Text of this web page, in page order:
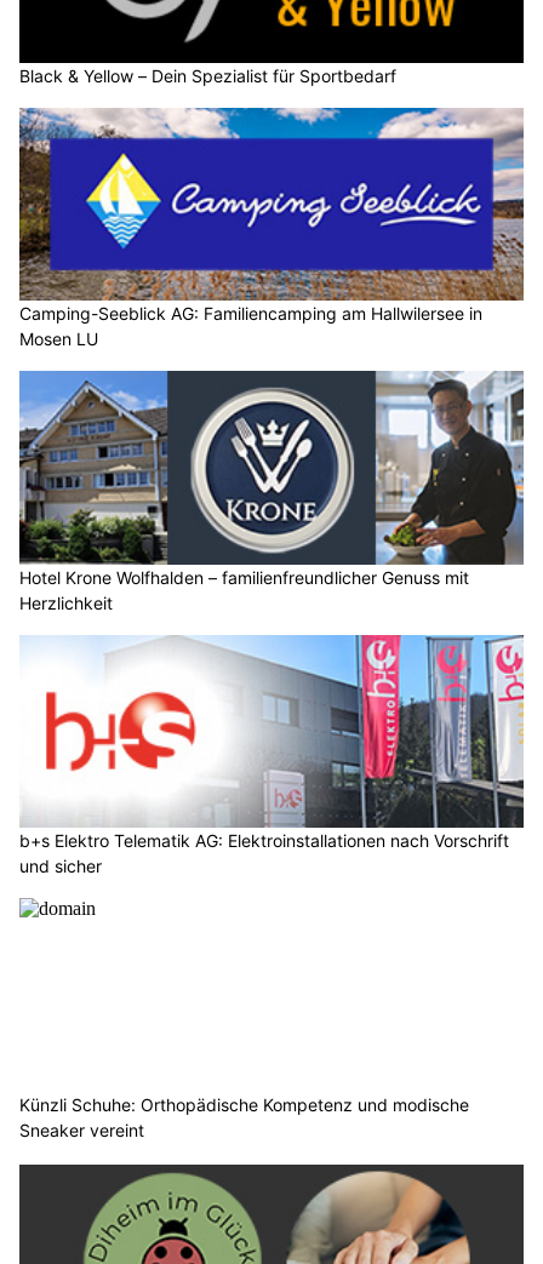
Black & Yellow – Dein Spezialist für Sportbedarf
Camping-Seeblick AG: Familiencamping am Hallwilersee in
Mosen LU
Hotel Krone Wolfhalden – familienfreundlicher Genuss mit
Herzlichkeit
b+s Elektro Telematik AG: Elektroinstallationen nach Vorschrift
und sicher
Künzli Schuhe: Orthopädische Kompetenz und modische
Sneaker vereint